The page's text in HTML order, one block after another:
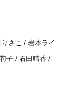
さこ / 岩本ライ
子 / 石田晴香 /